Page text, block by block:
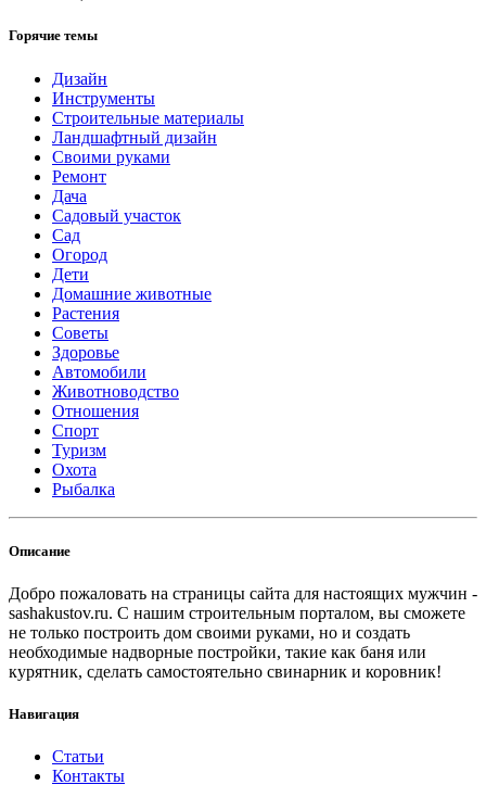
Горячие темы
Дизайн
Инструменты
Строительные материалы
Ландшафтный дизайн
Своими руками
Ремонт
Дача
Садовый участок
Сад
Огород
Дети
Домашние животные
Растения
Советы
Здоровье
Автомобили
Животноводство
Отношения
Спорт
Туризм
Охота
Рыбалка
Описание
Добро пожаловать на страницы сайта для настоящих мужчин -
sashakustov.ru. С нашим строительным порталом, вы сможете
не только построить дом своими руками, но и создать
необходимые надворные постройки, такие как баня или
курятник, сделать самостоятельно свинарник и коровник!
Навигация
Статьи
Контакты